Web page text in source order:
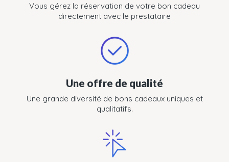
Vous gérez la réservation de votre bon cadeau
directement avec le prestataire
Une offre de qualité
Une grande diversité de bons cadeaux uniques et
qualitatifs.